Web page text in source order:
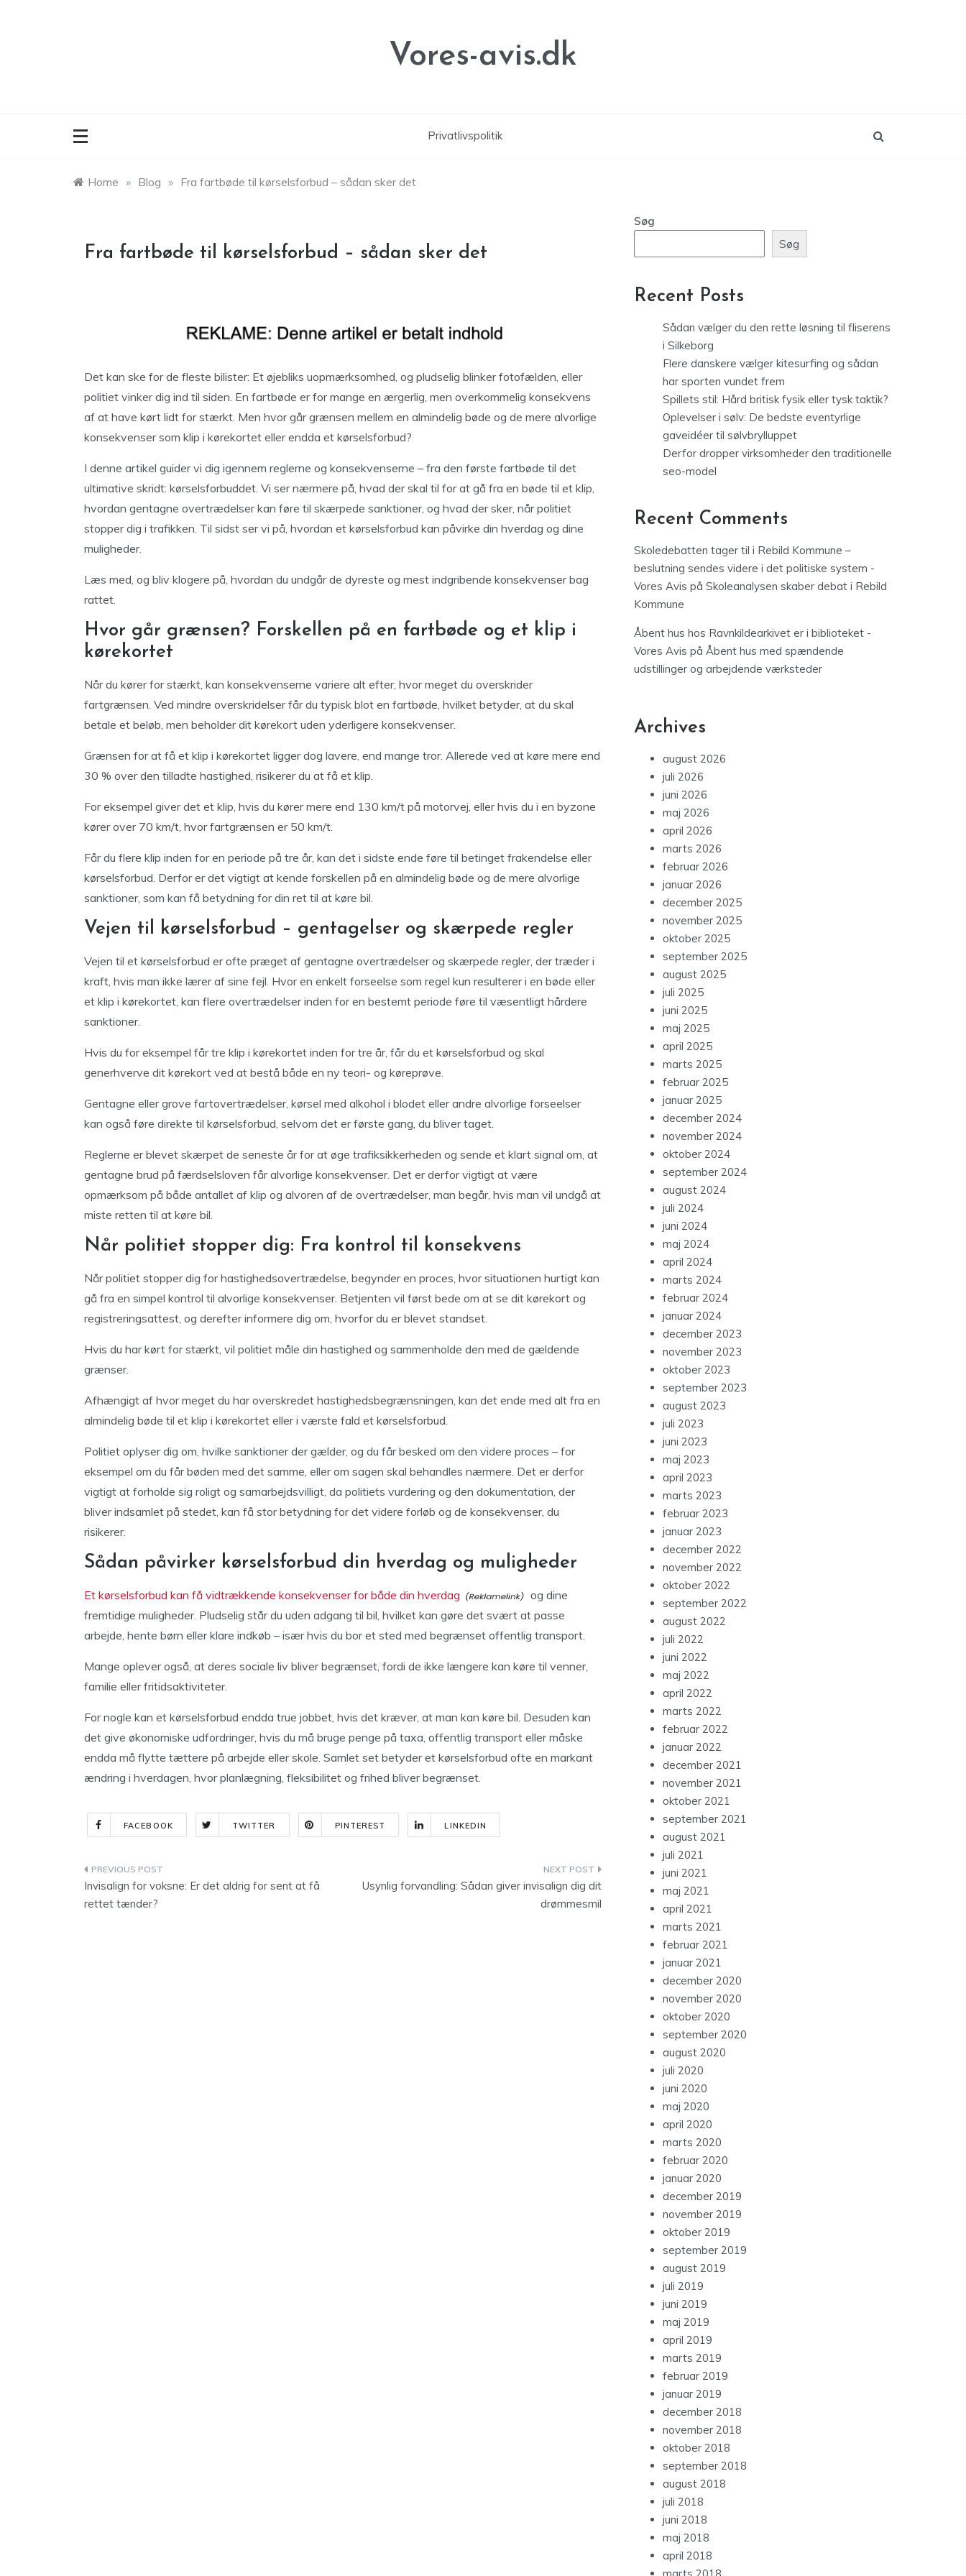
Vores-avis.dk
Privatlivspolitik
Home » Blog » Fra fartbøde til kørselsforbud – sådan sker det
Fra fartbøde til kørselsforbud – sådan sker det
Det kan ske for de fleste bilister: Et øjebliks uopmærksomhed, og pludselig blinker fotofælden, eller
politiet vinker dig ind til siden. En fartbøde er for mange en ærgerlig, men overkommelig konsekvens
af at have kørt lidt for stærkt. Men hvor går grænsen mellem en almindelig bøde og de mere alvorlige
konsekvenser som klip i kørekortet eller endda et kørselsforbud?
I denne artikel guider vi dig igennem reglerne og konsekvenserne – fra den første fartbøde til det
ultimative skridt: kørselsforbuddet. Vi ser nærmere på, hvad der skal til for at gå fra en bøde til et klip,
hvordan gentagne overtrædelser kan føre til skærpede sanktioner, og hvad der sker, når politiet
stopper dig i trafikken. Til sidst ser vi på, hvordan et kørselsforbud kan påvirke din hverdag og dine
muligheder.
Læs med, og bliv klogere på, hvordan du undgår de dyreste og mest indgribende konsekvenser bag
rattet.
Hvor går grænsen? Forskellen på en fartbøde og et klip i
kørekortet
Når du kører for stærkt, kan konsekvenserne variere alt efter, hvor meget du overskrider
fartgrænsen. Ved mindre overskridelser får du typisk blot en fartbøde, hvilket betyder, at du skal
betale et beløb, men beholder dit kørekort uden yderligere konsekvenser.
Grænsen for at få et klip i kørekortet ligger dog lavere, end mange tror. Allerede ved at køre mere end
30 % over den tilladte hastighed, risikerer du at få et klip.
For eksempel giver det et klip, hvis du kører mere end 130 km/t på motorvej, eller hvis du i en byzone
kører over 70 km/t, hvor fartgrænsen er 50 km/t.
Får du flere klip inden for en periode på tre år, kan det i sidste ende føre til betinget frakendelse eller
kørselsforbud. Derfor er det vigtigt at kende forskellen på en almindelig bøde og de mere alvorlige
sanktioner, som kan få betydning for din ret til at køre bil.
Vejen til kørselsforbud – gentagelser og skærpede regler
Vejen til et kørselsforbud er ofte præget af gentagne overtrædelser og skærpede regler, der træder i
kraft, hvis man ikke lærer af sine fejl. Hvor en enkelt forseelse som regel kun resulterer i en bøde eller
et klip i kørekortet, kan flere overtrædelser inden for en bestemt periode føre til væsentligt hårdere
sanktioner.
Hvis du for eksempel får tre klip i kørekortet inden for tre år, får du et kørselsforbud og skal
generhverve dit kørekort ved at bestå både en ny teori- og køreprøve.
Gentagne eller grove fartovertrædelser, kørsel med alkohol i blodet eller andre alvorlige forseelser
kan også føre direkte til kørselsforbud, selvom det er første gang, du bliver taget.
Reglerne er blevet skærpet de seneste år for at øge trafiksikkerheden og sende et klart signal om, at
gentagne brud på færdselsloven får alvorlige konsekvenser. Det er derfor vigtigt at være
opmærksom på både antallet af klip og alvoren af de overtrædelser, man begår, hvis man vil undgå at
miste retten til at køre bil.
Når politiet stopper dig: Fra kontrol til konsekvens
Når politiet stopper dig for hastighedsovertrædelse, begynder en proces, hvor situationen hurtigt kan
gå fra en simpel kontrol til alvorlige konsekvenser. Betjenten vil først bede om at se dit kørekort og
registreringsattest, og derefter informere dig om, hvorfor du er blevet standset.
Hvis du har kørt for stærkt, vil politiet måle din hastighed og sammenholde den med de gældende
grænser.
Afhængigt af hvor meget du har overskredet hastighedsbegrænsningen, kan det ende med alt fra en
almindelig bøde til et klip i kørekortet eller i værste fald et kørselsforbud.
Politiet oplyser dig om, hvilke sanktioner der gælder, og du får besked om den videre proces – for
eksempel om du får bøden med det samme, eller om sagen skal behandles nærmere. Det er derfor
vigtigt at forholde sig roligt og samarbejdsvilligt, da politiets vurdering og den dokumentation, der
bliver indsamlet på stedet, kan få stor betydning for det videre forløb og de konsekvenser, du
risikerer.
Sådan påvirker kørselsforbud din hverdag og muligheder
Et kørselsforbud kan få vidtrækkende konsekvenser for både din hverdag
og dine
fremtidige muligheder. Pludselig står du uden adgang til bil, hvilket kan gøre det svært at passe
arbejde, hente børn eller klare indkøb – især hvis du bor et sted med begrænset offentlig transport.
Mange oplever også, at deres sociale liv bliver begrænset, fordi de ikke længere kan køre til venner,
familie eller fritidsaktiviteter.
For nogle kan et kørselsforbud endda true jobbet, hvis det kræver, at man kan køre bil. Desuden kan
det give økonomiske udfordringer, hvis du må bruge penge på taxa, offentlig transport eller måske
endda må flytte tættere på arbejde eller skole. Samlet set betyder et kørselsforbud ofte en markant
ændring i hverdagen, hvor planlægning, fleksibilitet og frihed bliver begrænset.
FACEBOOK TWITTER PINTEREST LINKEDIN
Indlægsnavigation
Invisalign for voksne: Er det aldrig for sent at få
rettet tænder?
Usynlig forvandling: Sådan giver invisalign dig dit
drømmesmil
Søg
Søg
Recent Posts
Sådan vælger du den rette løsning til fliserens
i Silkeborg
Flere danskere vælger kitesurfing og sådan
har sporten vundet frem
Spillets stil: Hård britisk fysik eller tysk taktik?
Oplevelser i sølv: De bedste eventyrlige
gaveidéer til sølvbrylluppet
Derfor dropper virksomheder den traditionelle
seo-model
Recent Comments
Skoledebatten tager til i Rebild Kommune –
beslutning sendes videre i det politiske system -
Vores Avis på Skoleanalysen skaber debat i Rebild
Kommune
Åbent hus hos Ravnkildearkivet er i biblioteket -
Vores Avis på Åbent hus med spændende
udstillinger og arbejdende værksteder
Archives
august 2026
juli 2026
juni 2026
maj 2026
april 2026
marts 2026
februar 2026
januar 2026
december 2025
november 2025
oktober 2025
september 2025
august 2025
juli 2025
juni 2025
maj 2025
april 2025
marts 2025
februar 2025
januar 2025
december 2024
november 2024
oktober 2024
september 2024
august 2024
juli 2024
juni 2024
maj 2024
april 2024
marts 2024
februar 2024
januar 2024
december 2023
november 2023
oktober 2023
september 2023
august 2023
juli 2023
juni 2023
maj 2023
april 2023
marts 2023
februar 2023
januar 2023
december 2022
november 2022
oktober 2022
september 2022
august 2022
juli 2022
juni 2022
maj 2022
april 2022
marts 2022
februar 2022
januar 2022
december 2021
november 2021
oktober 2021
september 2021
august 2021
juli 2021
juni 2021
maj 2021
april 2021
marts 2021
februar 2021
januar 2021
december 2020
november 2020
oktober 2020
september 2020
august 2020
juli 2020
juni 2020
maj 2020
april 2020
marts 2020
februar 2020
januar 2020
december 2019
november 2019
oktober 2019
september 2019
august 2019
juli 2019
juni 2019
maj 2019
april 2019
marts 2019
februar 2019
januar 2019
december 2018
november 2018
oktober 2018
september 2018
august 2018
juli 2018
juni 2018
maj 2018
april 2018